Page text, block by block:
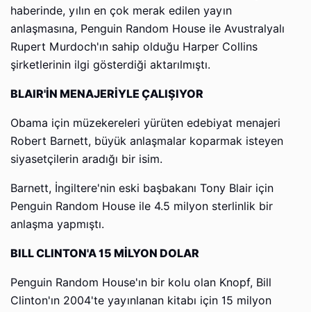
haberinde, yılın en çok merak edilen yayın
anlaşmasına, Penguin Random House ile Avustralyalı
Rupert Murdoch'ın sahip olduğu Harper Collins
şirketlerinin ilgi gösterdiği aktarılmıştı.
BLAIR'İN MENAJERİYLE ÇALIŞIYOR
Obama için müzekereleri yürüten edebiyat menajeri
Robert Barnett, büyük anlaşmalar koparmak isteyen
siyasetçilerin aradığı bir isim.
Barnett, İngiltere'nin eski başbakanı Tony Blair için
Penguin Random House ile 4.5 milyon sterlinlik bir
anlaşma yapmıştı.
BILL CLINTON'A 15 MİLYON DOLAR
Penguin Random House'ın bir kolu olan Knopf, Bill
Clinton'ın 2004'te yayınlanan kitabı için 15 milyon